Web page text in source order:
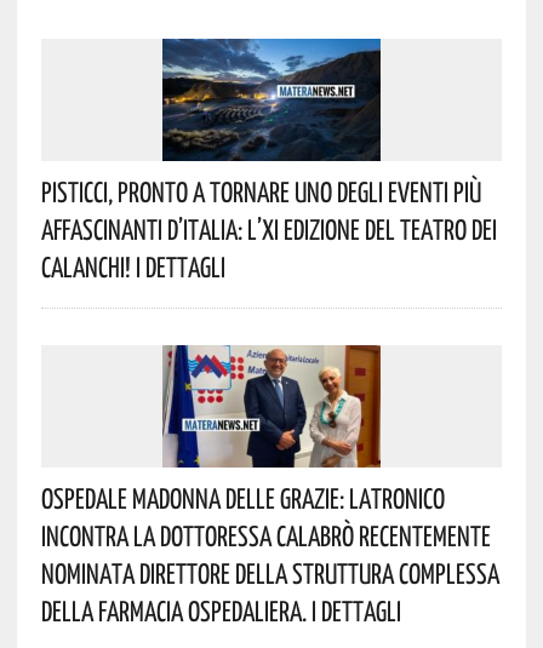
Pisticci, Pronto A Tornare Uno Degli Eventi Più
Affascinanti D’Italia: L’XI Edizione Del Teatro Dei
Calanchi! I Dettagli
Ospedale Madonna Delle Grazie: Latronico
Incontra La Dottoressa Calabrò Recentemente
Nominata Direttore Della Struttura Complessa
Della Farmacia Ospedaliera. I Dettagli